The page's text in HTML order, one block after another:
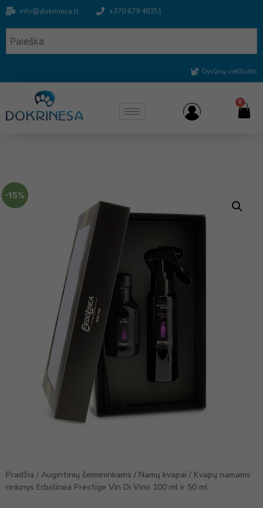
info@dokrinesa.lt +370 679 48351
Gyvūnų viešbutis
0
-15%
Pradžia / Augintinių šeimininkams / Namų kvapai / Kvapų namams
rinkinys Erbolinea Prestige Vin Di Vino 100 ml ir 50 ml